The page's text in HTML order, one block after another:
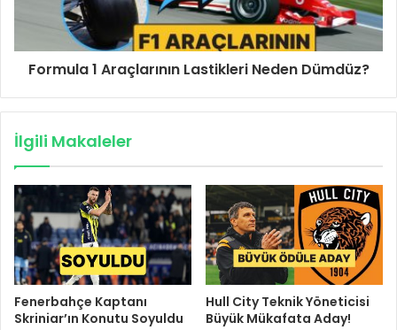
Formula 1 Araçlarının Lastikleri Neden Dümdüz?
İlgili Makaleler
Fenerbahçe Kaptanı
Skriniar’ın Konutu Soyuldu
Hull City Teknik Yöneticisi
Büyük Mükafata Aday!